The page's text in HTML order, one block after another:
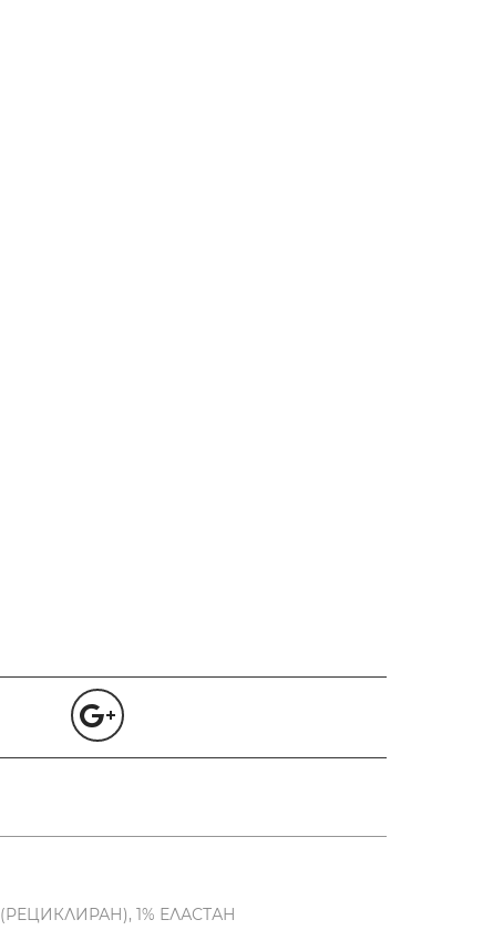
1% ЕЛАСТАН